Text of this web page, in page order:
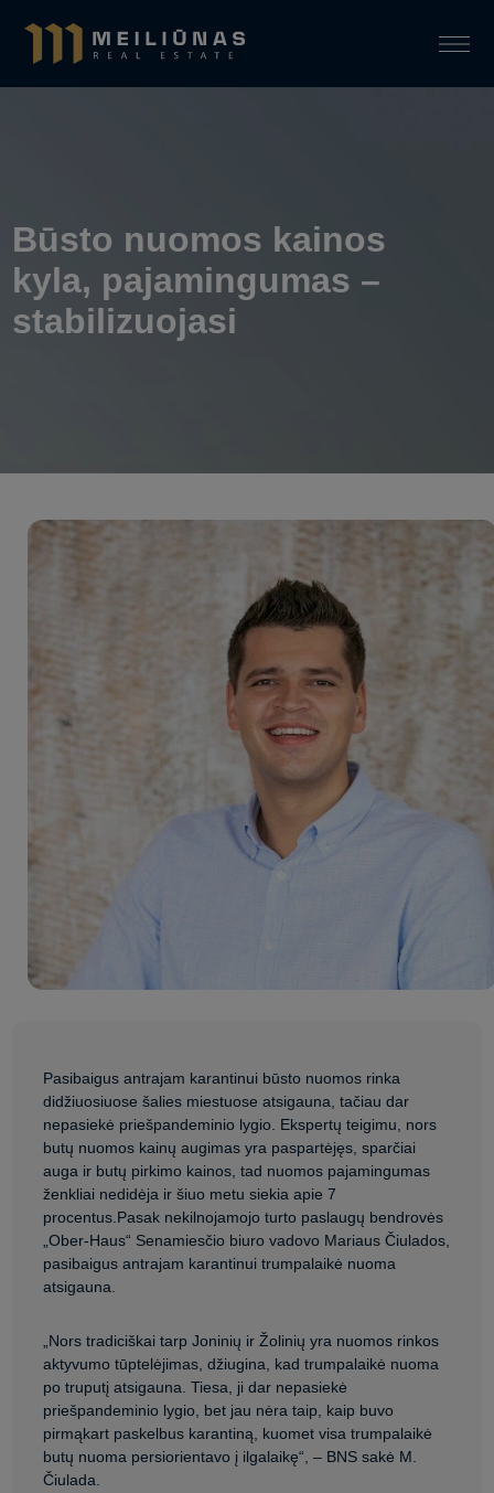
Būsto nuomos kainos
kyla, pajamingumas –
stabilizuojasi
Pasibaigus antrajam karantinui būsto nuomos rinka
didžiuosiuose šalies miestuose atsigauna, tačiau dar
nepasiekė priešpandeminio lygio. Ekspertų teigimu, nors
butų nuomos kainų augimas yra paspartėjęs, sparčiai
auga ir butų pirkimo kainos, tad nuomos pajamingumas
ženkliai nedidėja ir šiuo metu siekia apie 7
procentus.Pasak nekilnojamojo turto paslaugų bendrovės
„Ober-Haus“ Senamiesčio biuro vadovo Mariaus Čiulados,
pasibaigus antrajam karantinui trumpalaikė nuoma
atsigauna.
„Nors tradiciškai tarp Joninių ir Žolinių yra nuomos rinkos
aktyvumo tūptelėjimas, džiugina, kad trumpalaikė nuoma
po truputį atsigauna. Tiesa, ji dar nepasiekė
priešpandeminio lygio, bet jau nėra taip, kaip buvo
pirmąkart paskelbus karantiną, kuomet visa trumpalaikė
butų nuoma persiorientavo į ilgalaikę“, – BNS sakė M.
Čiulada.